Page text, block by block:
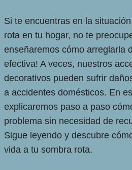
Si te encuentras en la
rota en tu hogar, no te
enseñaremos cómo arreglarla
efectiva! A veces, nuestros
decorativos pueden sufrir
a accidentes domésticos. En
explicaremos paso a paso
problema sin necesidad de
Sigue leyendo y descubre
vida a tu sombra rota.